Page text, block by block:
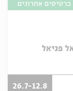
כרטיסים אחרונים
26.7-12.8